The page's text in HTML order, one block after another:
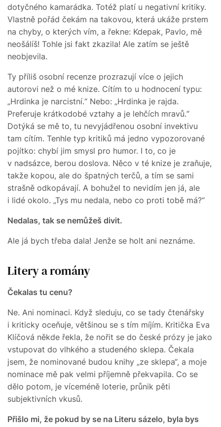
dotyčného kamarádka. Totéž platí u negativní kritiky.
Vlastně pořád čekám na takovou, která ukáže prstem
na chyby, o kterých vím, a řekne: Kdepak, Pavlo, mě
neošálíš! Tohle jsi fakt zkazila! Ale zatím se ještě
neobjevila.
Ty příliš osobní recenze prozrazují více o jejich
autorovi než o mé knize. Cítím to u hodnocení typu:
„Hrdinka je narcistní.“ Nebo: „Hrdinka je rajda.
Preferuje krátkodobé vztahy a je lehčích mravů.“
Dotýká se mě to, tu nevyjádřenou osobní invektivu
tam cítím. Tenhle typ kritiků má jedno vypozorované
pojítko: chybí jim smysl pro humor. I to, co je
v nadsázce, berou doslova. Něco v té knize je zraňuje,
takže kopou, ale do špatných terčů, a tím se sami
strašně odkopávají. A bohužel to nevidím jen já, ale
i lidé okolo. „Tys mu nedala, nebo co proti tobě má?“
Nedalas, tak se nemůžeš divit.
Ale já bych třeba dala! Jenže se holt ani neznáme.
Litery a romány
Čekalas tu cenu?
Ne. Ani nominaci. Když sleduju, co se tady čtenářsky
i kriticky oceňuje, většinou se s tím míjím. Kritička Eva
Klíčová někde řekla, že nořit se do české prózy je jako
vstupovat do vlhkého a studeného sklepa. Čekala
jsem, že nominované budou knihy „ze sklepa“, a moje
nominace mě pak velmi příjemně překvapila. Co se
dělo potom, je víceméně loterie, průnik pěti
subjektivních vkusů.
Přišlo mi, že pokud by se na Literu sázelo, byla bys